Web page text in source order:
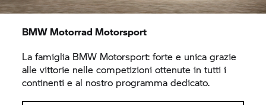
BMW Motorrad Motorsport
La famiglia BMW Motorsport: forte e unica grazie
alle vittorie nelle competizioni ottenute in tutti i
continenti e al nostro programma dedicato.